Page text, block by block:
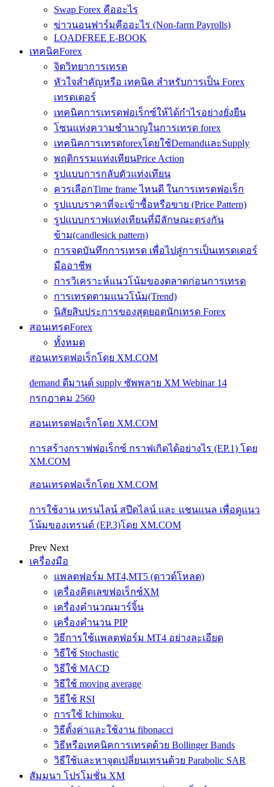
Swap Forex คืออะไร
ข่าวนอนฟาร์มคืออะไร (Non-farm Payrolls)
LOADFREE E-BOOK
เทคนิคForex
จิตวิทยาการเทรด
หัวใจสำคัญหรือ เทคนิค สำหรับการเป็น Forex
เทรดเดอร์
เทคนิคการเทรดฟอเร็กซ์ให้ได้กำไรอย่างยั่งยืน
โซนแห่งความชำนาญในการเทรด forex
เทคนิคการเทรดforexโดยใช้DemandและSupply
พฤติกรรมแท่งเทียนPrice Action
รูปแบบการกลับตัวแท่งเทียน
ควรเลือกTime frame ไหนดี ในการเทรดฟอเร็ก
รูปแบบราคาที่จะเข้าซื้อหรือขาย (Price Pattern)
รูปแบบกราฟแท่งเทียนที่มีลักษณะตรงกัน
ข้าม(candlesick pattern)
การจดบันทึกการเทรด เพื่อไปสู่การเป็นเทรดเดอร์
มืออาชีพ
การวิเคราะห์แนวโน้มของตลาดก่อนการเทรด
การเทรดตามแนวโน้ม(Trend)
นิสัยสิบประการของสุดยอดนักเทรด Forex
สอนเทรดForex
ทั้งหมด
สอนเทรดฟอเร็กโดย XM.COM
demand ดีมานด์ supply ซัพพลาย XM Webinar 14
กรกฎาคม 2560
สอนเทรดฟอเร็กโดย XM.COM
การสร้างกราฟฟอเร็กซ์ กราฟเกิดได้อย่างไร (EP.1) โดย
XM.COM
สอนเทรดฟอเร็กโดย XM.COM
การใช้งาน เทรนไลน์ สปีดไลน์ และ แชนแนล เพื่อดูแนว
โน้มของเทรนด์ (EP.3)โดย XM.COM
Prev Next
เครื่องมือ
แพลตฟอร์ม MT4,MT5 (ดาวด์โหลด)
เครื่องคิดเลขฟอเร็กซ์XM
เครื่องคำนวณมาร์จิ้น
เครื่องคำนวน PIP
วิธีการใช้แพลตฟอร์ม MT4 อย่างละเอียด
วิธีใช้ Stochastic
วิธีใช้ MACD
วิธีใช้ moving average
วิธีใช้ RSI
การใช้ Ichimoku
วิธีตั้งค่าและใช้งาน fibonacci
วิธีหรือเทคนิคการเทรดด้วย Bollinger Bands
วิธีใช้และหาจุดเปลี่ยนเทรนด้วย Parabolic SAR
สัมมนา โปรโมชั่น XM